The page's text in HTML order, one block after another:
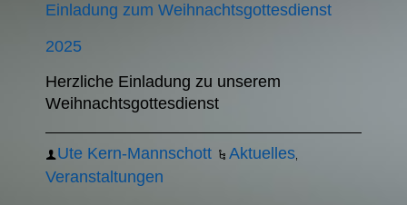
Einladung zum Weihnachtsgottesdienst
2025
Herzliche Einladung zu unserem
Weihnachtsgottesdienst
Ute Kern-Mannschott Aktuelles
Veranstaltungen